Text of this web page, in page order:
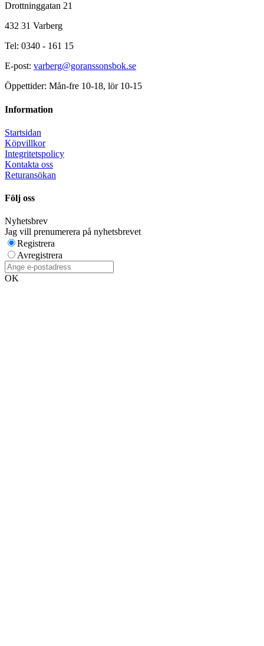
Drottninggatan 21
432 31 Varberg
Tel: 0340 - 161 15
E-post: varberg@goranssonsbok.se
Öppettider: Mån-fre 10-18, lör 10-15
Information
Startsidan
Köpvillkor
Integritetspolicy
Kontakta oss
Returansökan
Följ oss
Nyhetsbrev
Jag vill prenumerera på nyhetsbrevet
Registrera
Avregistrera
OK